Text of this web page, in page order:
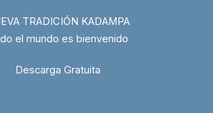
TRADICIÓN KADAMPA
el mundo es bienvenido
Descarga Gratuita